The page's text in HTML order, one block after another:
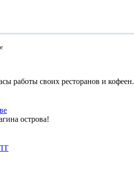
работы своих ресторанов и кофеен.
острова!